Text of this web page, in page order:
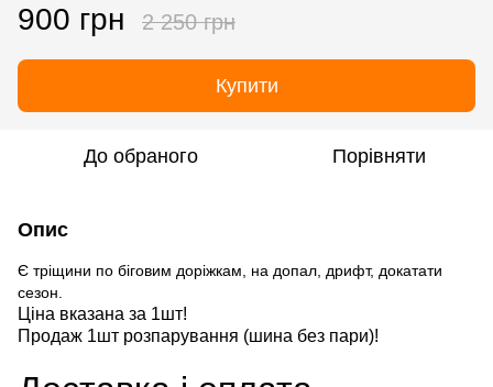
900 грн 2 250 грн
Купити
До обраного Порівняти
Опис
Є тріщини по біговим доріжкам, на допал, дрифт, докатати
сезон.
Ціна вказана за 1шт!
Продаж 1шт розпарування (шина без пари)!